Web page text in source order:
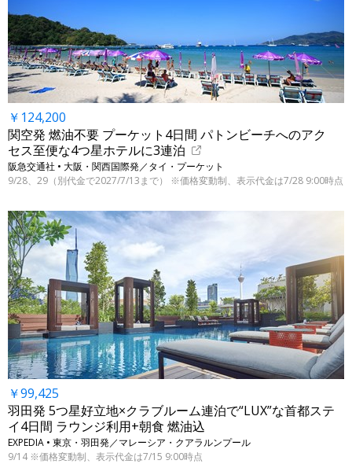
￥124,200
関空発 燃油不要 プーケット4日間 パトンビーチへのアク
セス至便な4つ星ホテルに3連泊
阪急交通社 • 大阪・関西国際発／タイ・プーケット
9/28、29（別代金で2027/7/13まで） ※価格変動制、表示代金は7/28 9:00時点
￥99,425
羽田発 5つ星好立地×クラブルーム連泊で“LUX”な首都ステ
イ4日間 ラウンジ利用+朝食 燃油込
EXPEDIA • 東京・羽田発／マレーシア・クアラルンプール
9/14 ※価格変動制、表示代金は7/15 9:00時点